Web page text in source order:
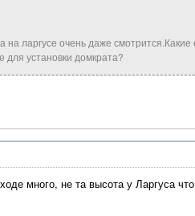
ларгусе очень даже смотрится.Какие
для установки домкрата?
много, не та высота у Ларгуса